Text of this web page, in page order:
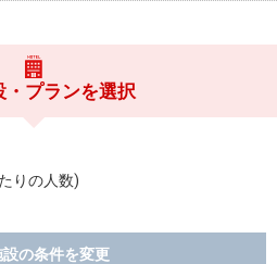
・プランを選択
りの人数)
の条件を変更